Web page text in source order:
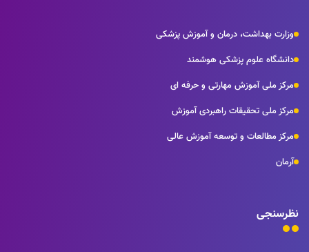
وزارت بهداشت، درمان و آموزش پزشکی
دانشگاه علوم پزشکی هوشمند
مرکز ملی آموزش مهارتی و حرفه ای
مرکز ملی تحقیقات راهبردی آموزش
مرکز مطالعات و توسعه آموزش عالی
آرمان
نظرسنجی